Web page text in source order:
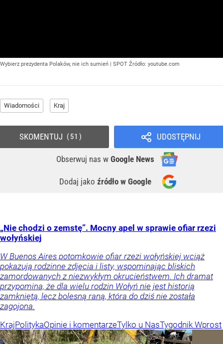
Wybierz prezydenta Polaków, nie ich sumień | SPOT Źródło: youtube.com
Wiadomości Kraj
UDOSTĘPNIJ
Obserwuj nas w Google News
Dodaj jako źródło w Google
SKOMENTUJ 51
„Nie chodzi o zemstę”. Mocny apel w sprawie ofiar rzezi
wołyńskiej
W Buenos Aires potomkowie ofiar rzezi wołyńskiej wciąż
pokazują rodzinne zdjęcia i listy, wspominając bliskich
zamordowanych z niezwykłym okrucieństwem. Ich dramat
przypomina, że dla wielu rodzin Wołyń nie jest historią
zamkniętą, lecz bolesną raną, która do dziś nie została
zagojona.
KrajPolitykaOpinie i komentarzeTylko u NasTygodnik Wprost